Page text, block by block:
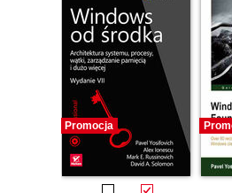
Promocja